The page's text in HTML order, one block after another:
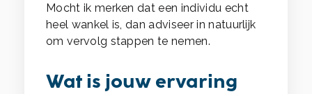
Mocht ik merken dat een individu echt
heel wankel is, dan adviseer in natuurlijk
om vervolg stappen te nemen.
Wat is jouw ervaring